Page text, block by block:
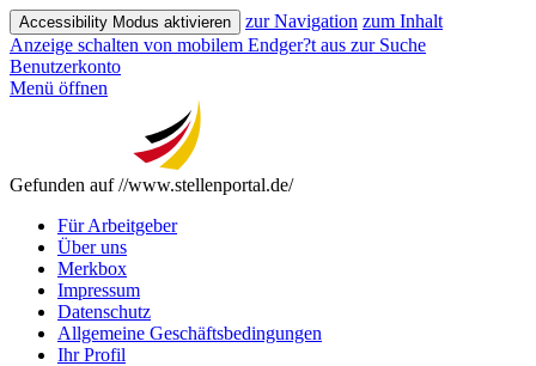
Accessibility Modus aktivieren zur Navigation zum Inhalt
Anzeige schalten von mobilem Endger?t aus zur Suche
Benutzerkonto
Menü öffnen
Gefunden auf //www.stellenportal.de/
Für Arbeitgeber
Über uns
Merkbox
Impressum
Datenschutz
Allgemeine Geschäftsbedingungen
Ihr Profil